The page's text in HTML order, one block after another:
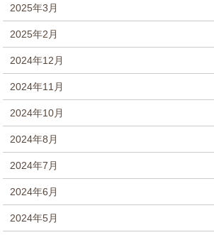
2025年3月
2025年2月
2024年12月
2024年11月
2024年10月
2024年8月
2024年7月
2024年6月
2024年5月